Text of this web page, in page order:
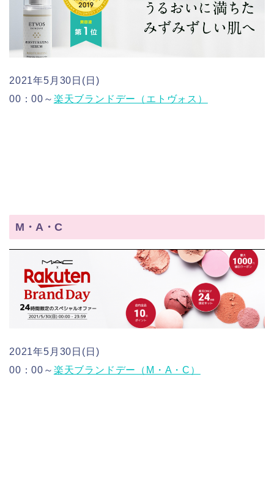
2021年5月30日(日)
00：00～ 楽天ブランドデー（エトヴォス）
M・A・C
2021年5月30日(日)
00：00～ 楽天ブランドデー（M・A・C）